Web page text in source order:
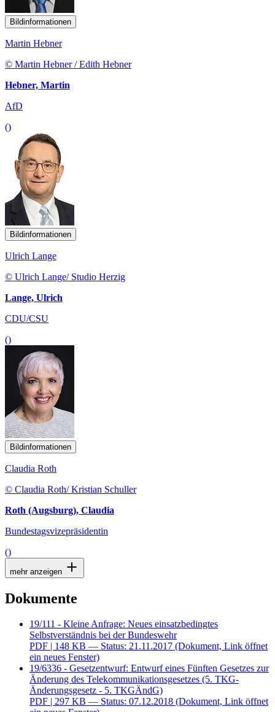
Bildinformationen
Martin Hebner
© Martin Hebner / Edith Hebner
Hebner, Martin
AfD
()
Bildinformationen
Ulrich Lange
© Ulrich Lange/ Studio Herzig
Lange, Ulrich
CDU/CSU
()
Bildinformationen
Claudia Roth
© Claudia Roth/ Kristian Schuller
Roth (Augsburg), Claudia
Bundestagsvizepräsidentin
()
mehr anzeigen
Dokumente
19/111 - Kleine Anfrage: Neues einsatzbedingtes
Selbstverständnis bei der Bundeswehr
PDF | 148 KB — Status: 21.11.2017 (Dokument, Link öffnet
ein neues Fenster)
19/6336 - Gesetzentwurf: Entwurf eines Fünften Gesetzes zur
Änderung des Telekommunikationsgesetzes (5. TKG-
Änderungsgesetz - 5. TKGÄndG)
PDF | 297 KB — Status: 07.12.2018 (Dokument, Link öffnet